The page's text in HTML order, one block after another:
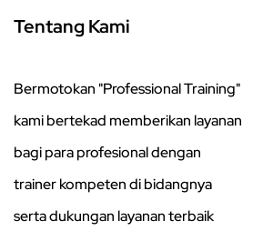
Tentang Kami
Bermotokan "Professional Training"
kami bertekad memberikan layanan
bagi para profesional dengan
trainer kompeten di bidangnya
serta dukungan layanan terbaik